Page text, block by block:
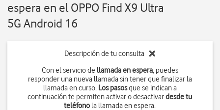
espera en el OPPO Find X9 Ultra
5G Android 16
Descripción de tu consulta
Con el servicio de llamada en espera, puedes
responder una nueva llamada sin tener que finalizar la
llamada en curso. Los pasosque se indican a
continuación te permiten activar o desactivardesde tu
teléfono la llamada en espera.